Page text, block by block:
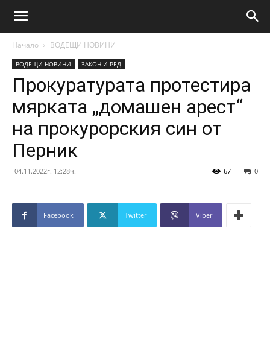
Начало ВОДЕЩИ НОВИНИ
ВОДЕЩИ НОВИНИ ЗАКОН И РЕД
Прокуратурата протестира
мярката „домашен арест“
на прокурорския син от
Перник
04.11.2022г. 12:28ч. 0
67
Facebook Twitter Viber